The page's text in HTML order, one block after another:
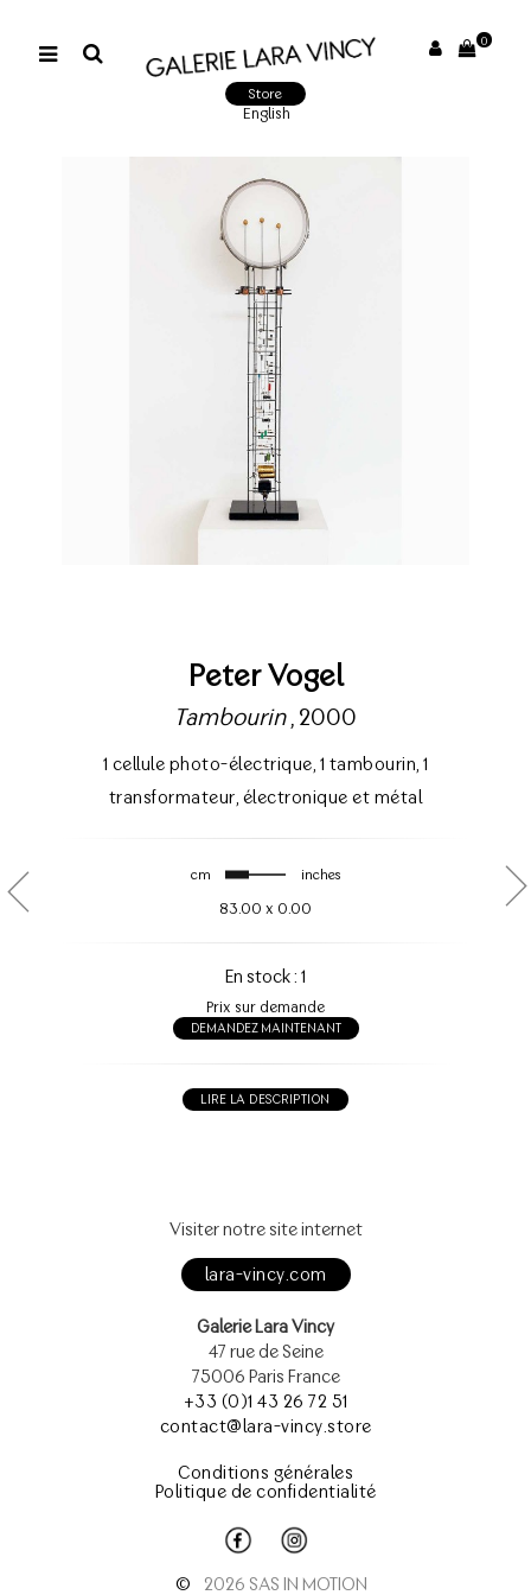
0
Store
English
Peter Vogel
Tambourin, 2000
1 cellule photo-électrique, 1 tambourin, 1
transformateur, électronique et métal
cm inches
83.00 x 0.00
En stock : 1
Prix sur demande
DEMANDEZ MAINTENANT
LIRE LA DESCRIPTION
Visiter notre site internet
lara-vincy.com
Galerie Lara Vincy
47 rue de Seine
75006 Paris France
+33 (0)1 43 26 72 51
contact@lara-vincy.store
Conditions générales
Politique de confidentialité
© 2026 SAS IN MOTION